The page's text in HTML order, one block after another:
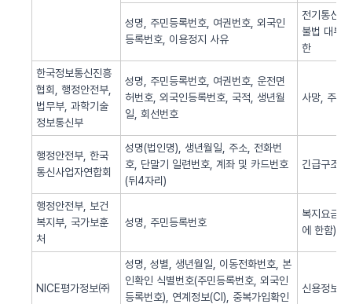
성명, 주민등록번호, 여권번호, 외국인
등록번호, 이용정지 사유
전기통신
불법 대부
한
한국정보통신진흥
협회, 행정안전부,
법무부, 과학기술
정보통신부
성명, 주민등록번호, 여권번호, 운전면
허번호, 외국인등록번호, 국적, 생년월
일, 회선번호
사망, 주민
행정안전부, 한국
통신사업자연합회
성명(법인명), 생년월일, 주소, 전화번
호, 단말기 일련번호, 계좌 및 카드번호
(뒤4자리)
긴급구조(
행정안전부, 보건
복지부, 국가보훈
처
성명, 주민등록번호
복지요금
에 한함)
NICE평가정보㈜
성명, 성별, 생년월일, 이동전화번호, 본
인확인 식별번호(주민등록번호, 외국인
등록번호), 연계정보(CI), 중복가입확인
신용정보